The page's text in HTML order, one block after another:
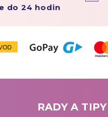
do 24 hodin
RADY A TIPY